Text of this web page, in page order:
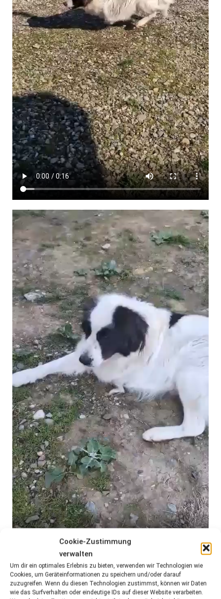
Cookie-Zustimmung
verwalten
Um dir ein optimales Erlebnis zu bieten, verwenden wir Technologien wie
Cookies, um Geräteinformationen zu speichern und/oder darauf
zuzugreifen. Wenn du diesen Technologien zustimmst, können wir Daten
wie das Surfverhalten oder eindeutige IDs auf dieser Website verarbeiten.